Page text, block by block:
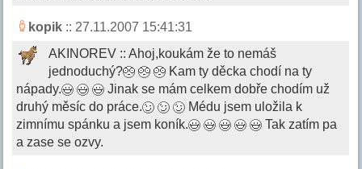
kopik :: 27.11.2007 15:41:31
AKINOREV :: Ahoj,koukám že to nemáš
jednoduchý?
Kam ty děcka chodí na ty
nápady.
Jinak se mám celkem dobře chodím už
druhý měsíc do práce.
Médu jsem uložila k
zimnímu spánku a jsem koník.
Tak zatím pa
a zase se ozvy.